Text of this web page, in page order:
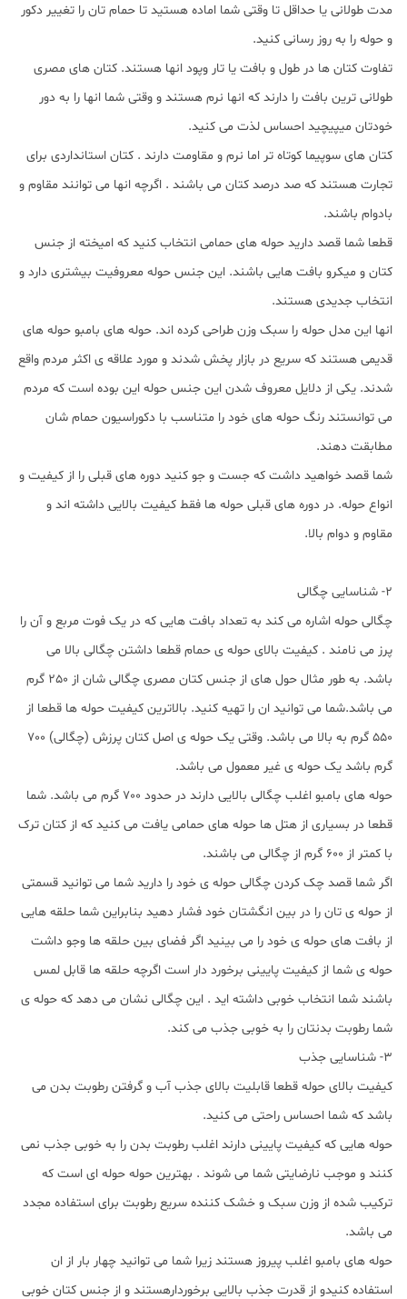
مدت طولانی یا حداقل تا وقتی شما اماده هستید تا حمام تان را تغییر دکور
و حوله را به روز رسانی کنید.
تفاوت کتان ها در طول و بافت یا تار وپود انها هستند. کتان های مصری
طولانی ترین بافت را دارند که انها نرم هستند و وقتی شما انها را به دور
خودتان میپیچید احساس لذت می کنید.
کتان های سوپیما کوتاه تر اما نرم و مقاومت دارند . کتان استانداردی برای
تجارت هستند که صد درصد کتان می باشند . اگرچه انها می توانند مقاوم و
بادوام باشند.
قطعا شما قصد دارید حوله های حمامی انتخاب کنید که امیخته از جنس
کتان و میکرو بافت هایی باشند. این جنس حوله معروفیت بیشتری دارد و
انتخاب جدیدی هستند.
انها این مدل حوله را سبک وزن طراحی کرده اند. حوله های بامبو حوله های
قدیمی هستند که سریع در بازار پخش شدند و مورد علاقه ی اکثر مردم واقع
شدند. یکی از دلایل معروف شدن این جنس حوله این بوده است که مردم
می توانستند رنگ حوله های خود را متناسب با دکوراسیون حمام شان
مطابقت دهند.
شما قصد خواهید داشت که جست و جو کنید دوره های قبلی را از کیفیت و
انواع حوله. در دوره های قبلی حوله ها فقط کیفیت بالایی داشته اند و
مقاوم و دوام بالا.
2- شناسایی چگالی
چگالی حوله اشاره می کند به تعداد بافت هایی که در یک فوت مربع و آن را
پرز می نامند . کیفیت بالای حوله ی حمام قطعا داشتن چگالی بالا می
باشد. به طور مثال حول های از جنس کتان مصری چگالی شان از 250 گرم
می باشد.شما می توانید ان را تهیه کنید. بالاترین کیفیت حوله ها قطعا از
550 گرم به بالا می باشد. وقتی یک حوله ی اصل کتان پرزش (چگالی) 700
گرم باشد یک حوله ی غیر معمول می باشد.
حوله های بامبو اغلب چگالی بالایی دارند در حدود 700 گرم می باشد. شما
قطعا در بسیاری از هتل ها حوله های حمامی یافت می کنید که از کتان ترک
با کمتر از 600 گرم از چگالی می باشند.
اگر شما قصد چک کردن چگالی حوله ی خود را دارید شما می توانید قسمتی
از حوله ی تان را در بین انگشتان خود فشار دهید بنابراین شما حلقه هایی
از بافت های حوله ی خود را می بینید اگر فضای بین حلقه ها وجو داشت
حوله ی شما از کیفیت پایینی برخورد دار است اگرچه حلقه ها قابل لمس
باشند شما انتخاب خوبی داشته اید . این چگالی نشان می دهد که حوله ی
شما رطوبت بدنتان را به خوبی جذب می کند.
3- شناسایی جذب
کیفیت بالای حوله قطعا قابلیت بالای جذب آب و گرفتن رطوبت بدن می
باشد که شما احساس راحتی می کنید.
حوله هایی که کیفیت پایینی دارند اغلب رطوبت بدن را به خوبی جذب نمی
کنند و موجب نارضایتی شما می شوند . بهترین حوله حوله ای است که
ترکیب شده از وزن سبک و خشک کننده سریع رطوبت برای استفاده مجدد
می باشد.
حوله های بامبو اغلب پیروز هستند زیرا شما می توانید چهار بار از ان
استفاده کنیدو از قدرت جذب بالایی برخوردارهستند و از جنس کتان خوبی